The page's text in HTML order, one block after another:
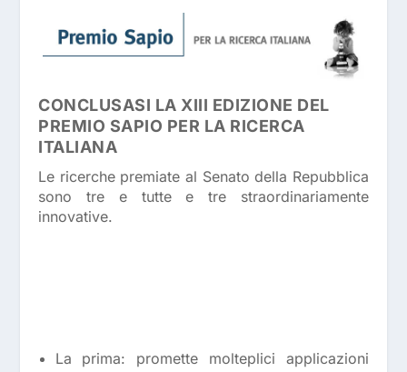
CONCLUSASI LA XIII EDIZIONE DEL
PREMIO SAPIO PER LA RICERCA
ITALIANA
Le ricerche premiate al Senato della Repubblica
sono tre e tutte e tre straordinariamente
innovative.
La prima: promette molteplici applicazioni